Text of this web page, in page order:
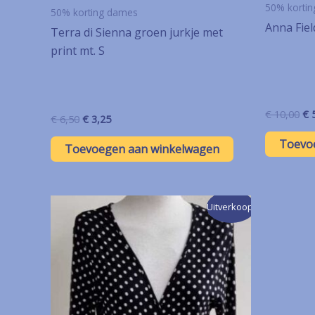
50% korting dames
Terra di Sienna groen jurkje met
print mt. S
€6,50 Oorspronkelijke
was:
€ 6,50.
€ 3,25Huidige
is:
€ 3,25.
Toevoegen aan winkelwagen
50%
Anna
€10,00
€
€
Uitverkoop!